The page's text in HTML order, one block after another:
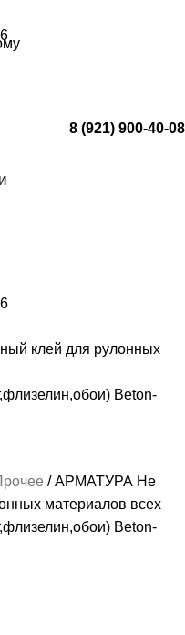
8 (921) 900-40-08
АРМАТУРА Не
материалов всех
Beton-